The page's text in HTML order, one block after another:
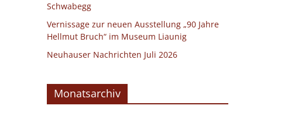
Schwabegg
Vernissage zur neuen Ausstellung „90 Jahre
Hellmut Bruch“ im Museum Liaunig
Neuhauser Nachrichten Juli 2026
Monatsarchiv